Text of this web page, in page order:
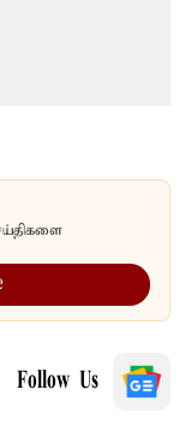
Follow Us